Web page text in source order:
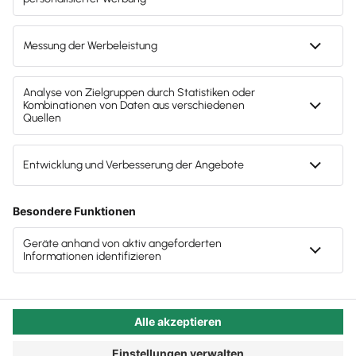
wenn es dann gar nicht passt? Sie wissen zwar
vorher nie, wie sich ein neues Mitglied im Team
bewähren wird, aber dank Eingliederungszuschuss
können Sie sich das erste Jahr mit bis zu 50 % des
berücksichtigungsfähigen Arbeitsentgelts fördern
lassen – das sollte Steuerberatern diese
Entscheidung versüßen. Das Risiko ist auch
wesentlich niedriger, als Sie eventuell denken. Lesen
Sie mehr über Vorurteile älteren Mitarbeitern
gegenüber und was Sie als Steuerkanzlei davon
haben, den Versuch zu starten.
Autor:in:Carola Heine
Kategorie:Steuerberater:innen
Eingliederungszuschuss für